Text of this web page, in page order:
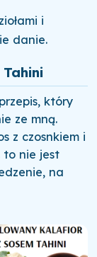
i
danie.
który
ze mną.
z czosnkiem i
to nie jest
na